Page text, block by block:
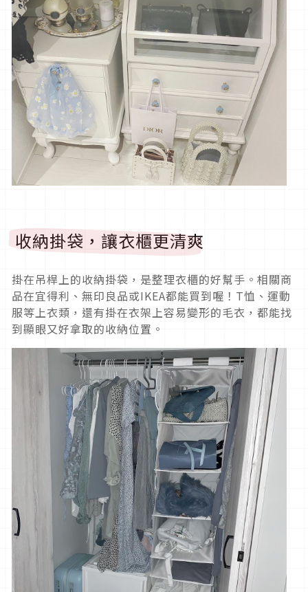
收納掛袋，讓衣櫃更清爽
掛在吊桿上的收納掛袋，是整理衣櫃的好幫手。相關商
品在宜得利、無印良品或IKEA都能買到喔！T恤、運動
服等上衣類，還有掛在衣架上容易變形的毛衣，都能找
到顯眼又好拿取的收納位置。